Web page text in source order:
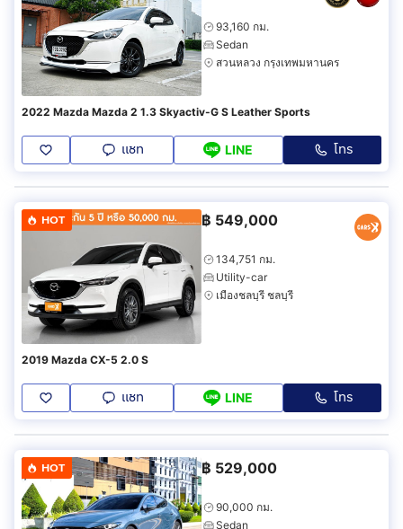
93,160 กม.
Sedan
สวนหลวง กรุงเทพมหานคร
2022 Mazda Mazda 2 1.3 Skyactiv-G S Leather Sports
แชท LINE โทร
HOT ฿ 549,000
134,751 กม.
Utility-car
เมืองชลบุรี ชลบุรี
2019 Mazda CX-5 2.0 S
แชท LINE โทร
HOT ฿ 529,000
90,000 กม.
Sedan